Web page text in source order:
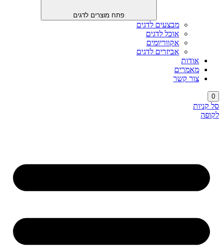
פתח מוצרים לדגים
מבצעים לדגים
אוכל לדגים
אקווריומים
אביזרים לדגים
אודות
מאמרים
צור קשר
0
סל קניות
לקופה